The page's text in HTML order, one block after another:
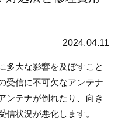
2024.04.11
多大な影響を及ぼすこと
受信に不可欠なアンテナ
ンテナが倒れたり、向き
状況が悪化します。